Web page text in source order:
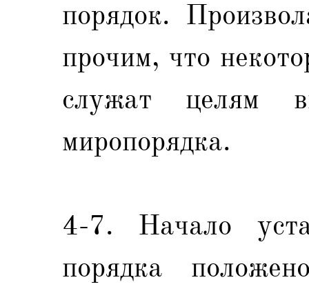
порядок.
прочим, что
служат целям
миропорядка.
4-7. Начало
порядка